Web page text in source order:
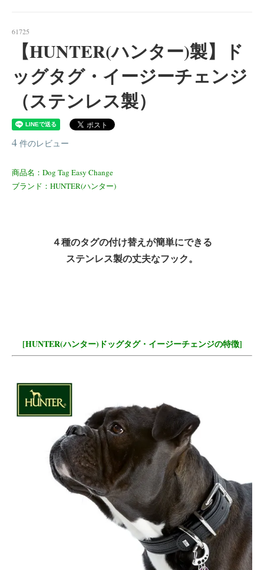
61725
【HUNTER(ハンター)製】ド
ッグタグ・イージーチェンジ
（ステンレス製）
4 件のレビュー
商品名：Dog Tag Easy Change
ブランド：HUNTER(ハンター)
４種のタグの付け替えが簡単にできる
ステンレス製の丈夫なフック。
[HUNTER(ハンター)ドッグタグ・イージーチェンジの特徴]